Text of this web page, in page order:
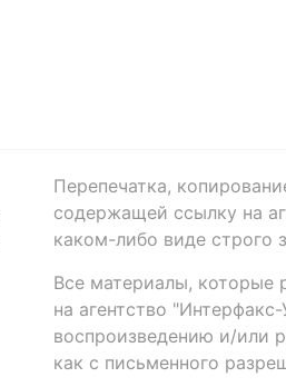
Перепечатка,
содержащей ссылку на
каком-либо виде строго
Все материалы, которые
на агентство
воспроизведению и/или
как с письменного